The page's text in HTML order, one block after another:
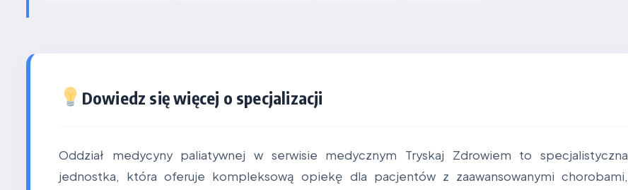
Dowiedz się więcej o specjalizacji
Oddział medycyny paliatywnej w serwisie medycznym Tryskaj Zdrowiem to specjalistyczna
jednostka, która oferuje kompleksową opiekę dla pacjentów z zaawansowanymi chorobami,